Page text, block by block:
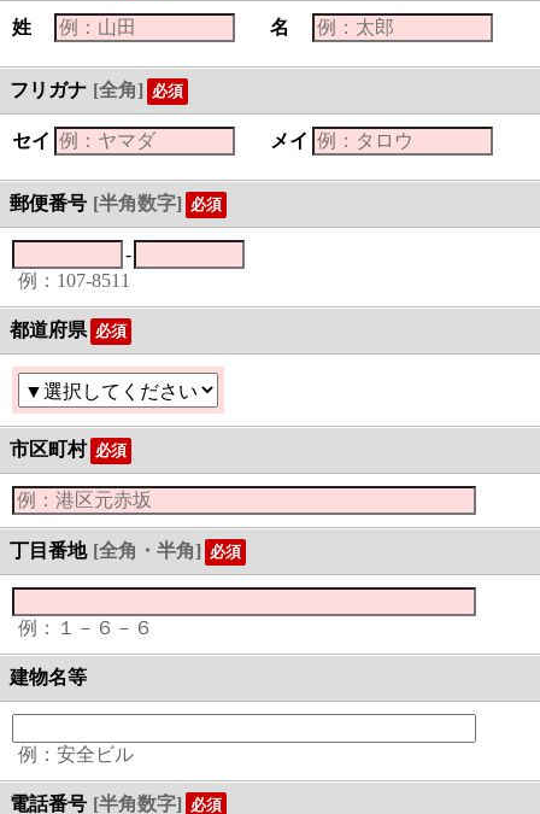
姓 名
フリガナ [全角] 必須
セイ メイ
郵便番号 [半角数字] 必須
-
例：107-8511
都道府県 必須
市区町村 必須
丁目番地 [全角・半角] 必須
例：１－６－６
建物名等
例：安全ビル
電話番号 [半角数字] 必須